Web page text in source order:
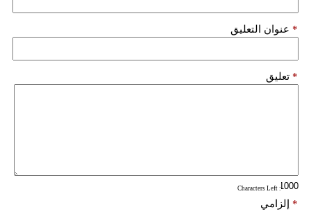
عنوان التعليق *
تعليق *
: Characters Left
إلزامي *